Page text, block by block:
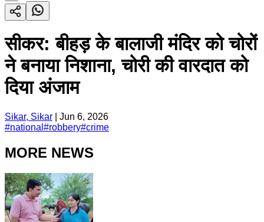
सीकर: बीहड़ के बालाजी मंदिर को चोरों
ने बनाया निशाना, चोरी की वारदात को
दिया अंजाम
Sikar, Sikar
Jun 6, 2026
#national #robbery#crime
MORE NEWS